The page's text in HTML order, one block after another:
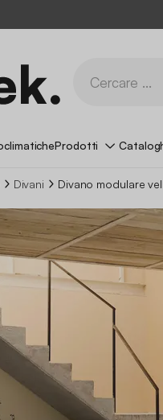
Prodotti
Divani Divano modulare